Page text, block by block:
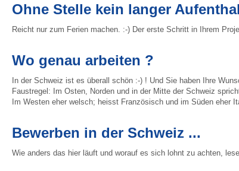
Ohne Stelle kein langer
Reicht nur zum Ferien machen. :-) Der erste Schritt in Ihrem
Wo genau arbeiten ?
In der Schweiz ist es überall schön :-) ! Und Sie haben Ihre
Faustregel: Im Osten, Norden und in der Mitte der Schweiz
Im Westen eher welsch; heisst Französisch und im Süden eher
Bewerben in der Schweiz ...
Wie anders das hier läuft und worauf es sich lohnt zu achten,